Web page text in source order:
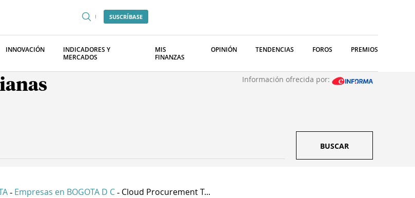
SUSCRÍBASE
INNOVACIÓN
INDICADORES Y
MERCADOS
MIS
FINANZAS
OPINIÓN TENDENCIAS FOROS PREMIOS
Información ofrecida por:
BUSCAR
- Empresas en BOGOTA D C - Cloud Procurement T...